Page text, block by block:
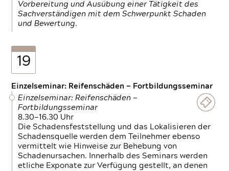
Vorbereitung und Ausübung einer Tätigkeit des
Sachverständigen mit dem Schwerpunkt Schaden
und Bewertung.
19
Einzelseminar: Reifenschäden — Fortbildungsseminar
Einzelseminar: Reifenschäden —
Fortbildungsseminar
8.30—16.30 Uhr
Die Schadensfeststellung und das Lokalisieren der
Schadensquelle werden dem Teilnehmer ebenso
vermittelt wie Hinweise zur Behebung von
Schadenursachen. Innerhalb des Seminars werden
etliche Exponate zur Verfügung gestellt, an denen